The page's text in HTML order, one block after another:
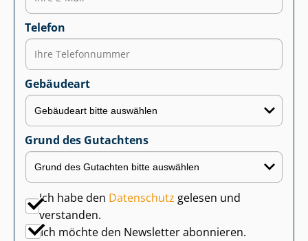
Telefon
Gebäudeart
Grund des Gutachtens
Ich habe den Datenschutz gelesen und
verstanden.
Ich möchte den Newsletter abonnieren.